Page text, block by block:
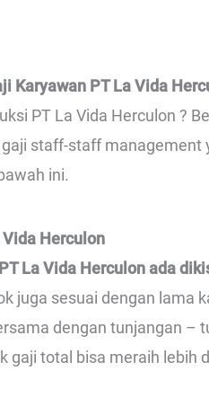
Karyawan PT La Vida
PT La Vida Herculon ?
staff-staff management
ini.
Herculon
La Vida Herculon ada
juga sesuai dengan lama
dengan tunjangan –
gaji total bisa meraih lebih